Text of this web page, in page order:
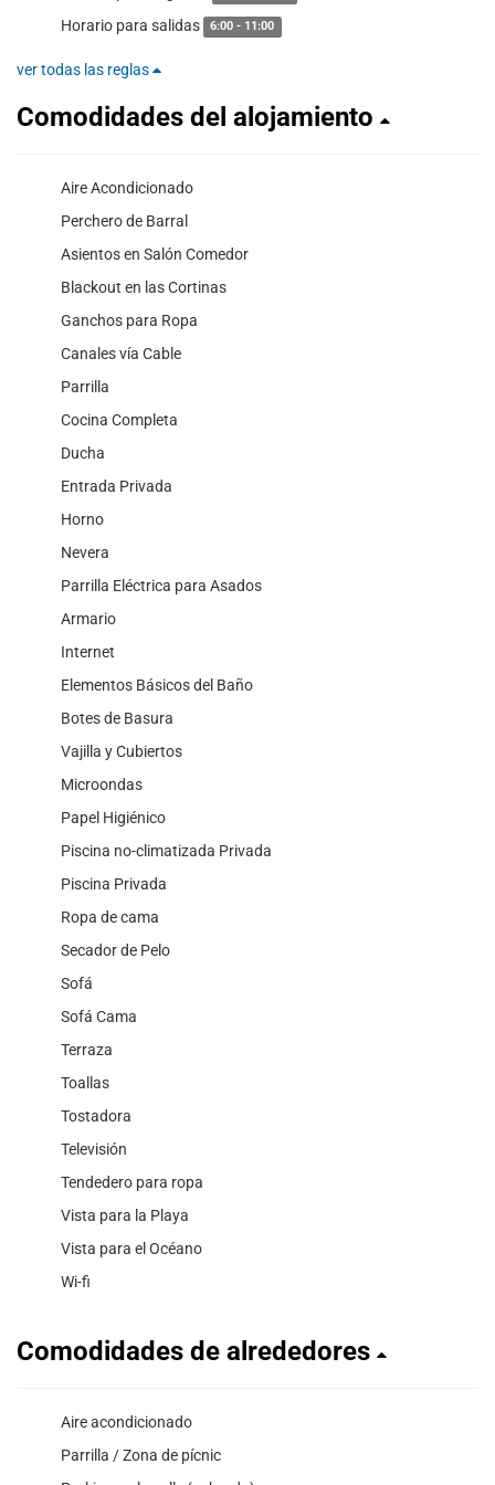
Horario para salidas 6:00 - 11:00
ver todas las reglas
Comodidades del alojamiento
Aire Acondicionado
Perchero de Barral
Asientos en Salón Comedor
Blackout en las Cortinas
Ganchos para Ropa
Canales vía Cable
Parrilla
Cocina Completa
Ducha
Entrada Privada
Horno
Nevera
Parrilla Eléctrica para Asados
Armario
Internet
Elementos Básicos del Baño
Botes de Basura
Vajilla y Cubiertos
Microondas
Papel Higiénico
Piscina no-climatizada Privada
Piscina Privada
Ropa de cama
Secador de Pelo
Sofá
Sofá Cama
Terraza
Toallas
Tostadora
Televisión
Tendedero para ropa
Vista para la Playa
Vista para el Océano
Wi-fi
Comodidades de alrededores
Aire acondicionado
Parrilla / Zona de pícnic